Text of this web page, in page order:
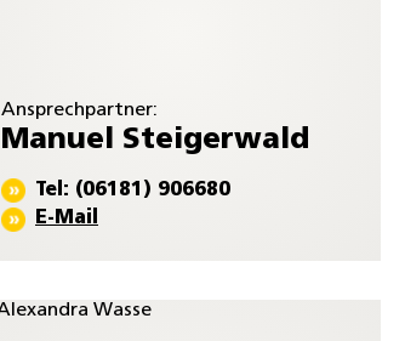
Ansprechpartner:
Manuel Steigerwald
Tel: (06181) 906680
E-Mail